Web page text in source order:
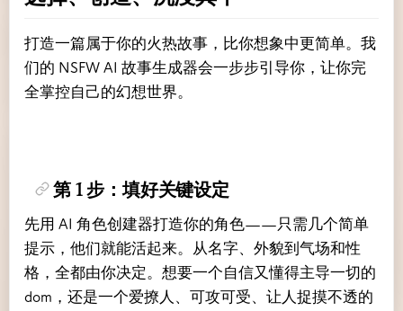
打造一篇属于你的火热故事，比你想象中更简单。我
们的 NSFW AI 故事生成器会一步步引导你，让你完
全掌控自己的幻想世界。
第 1 步：填好关键设定
先用 AI 角色创建器打造你的角色——只需几个简单
提示，他们就能活起来。从名字、外貌到气场和性
格，全都由你决定。想要一个自信又懂得主导一切的
dom，还是一个爱撩人、可攻可受、让人捉摸不透的